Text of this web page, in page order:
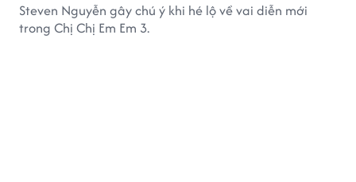
Steven Nguyễn gây chú ý khi hé lộ về vai diễn mới
trong Chị Chị Em Em 3.